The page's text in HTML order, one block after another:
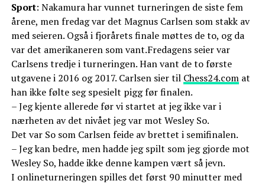
Sport: Nakamura har vunnet turneringen de siste fem
årene, men fredag var det Magnus Carlsen som stakk av
med seieren. Også i fjorårets finale møttes de to, og da
var det amerikaneren som vant.Fredagens seier var
Carlsens tredje i turneringen. Han vant de to første
utgavene i 2016 og 2017. Carlsen sier til Chess24.comat
han ikke følte seg spesielt pigg før finalen.
– Jeg kjente allerede før vi startet at jeg ikke var i
nærheten av det nivået jeg var mot Wesley So.
Det var So som Carlsen feide av brettet i semifinalen.
– Jeg kan bedre, men hadde jeg spilt som jeg gjorde mot
Wesley So, hadde ikke denne kampen vært så jevn.
I onlineturneringen spilles det først 90 minutter med